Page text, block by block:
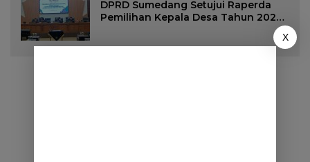
DPRD Sumedang Setujui Raperda
Pemilihan Kepala Desa Tahun 2026
X